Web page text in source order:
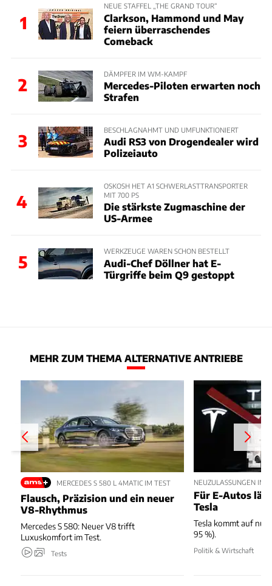
1
NEUE STAFFEL „THE GRAND TOUR“
Clarkson, Hammond und May
feiern überraschendes
Comeback
2
DÄMPFER IM WM-KAMPF
Mercedes-Piloten erwarten noch
Strafen
3
BESCHLAGNAHMT UND UMFUNKTIONIERT
Audi RS3 von Drogendealer wird
Polizeiauto
4
OSKOSH HET A1 SCHWERLASTTRANSPORTER
MIT 700 PS
Die stärkste Zugmaschine der
US-Armee
5
WERKZEUGE WAREN SCHON BESTELLT
Audi-Chef Döllner hat E-
Türgriffe beim Q9 gestoppt
MEHR ZUM THEMA ALTERNATIVE ANTRIEBE
MERCEDES S 580 L 4MATIC IM TEST
Flausch, Präzision und ein neuer
V8-Rhythmus
Mercedes S 580: Neuer V8 trifft
Luxuskomfort im Test.
Tests
NEUZULASSUNGEN IM
Für E-Autos
Tesla
Tesla kommt auf nur
95 %).
Politik & Wirtschaft